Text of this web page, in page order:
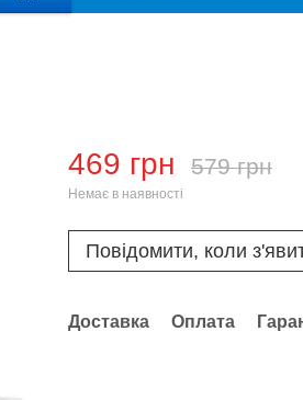
469 грн 579 грн
Немає в наявності
Повідомити, коли
Доставка Оплата